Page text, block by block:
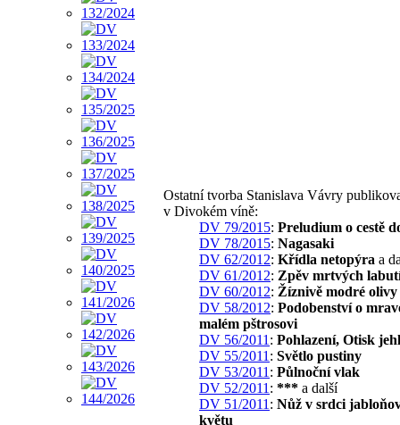
Ostatní tvorba Stanislava Vávry
v Divokém víně:
DV 79/2015: Preludium o cestě
DV 78/2015: Nagasaki
DV 62/2012: Křídla netopýra a
DV 61/2012: Zpěv mrtvých
DV 60/2012: Žíznivě modré olivy
DV 58/2012: Podobenství o
malém pštrosovi
DV 56/2011 : Pohlazení, Otisk
DV 55/2011 : Světlo pustiny
DV 53/2011 : Půlnoční vlak
DV 52/2011 : *** a další
DV 51/2011 : Nůž v srdci
květu